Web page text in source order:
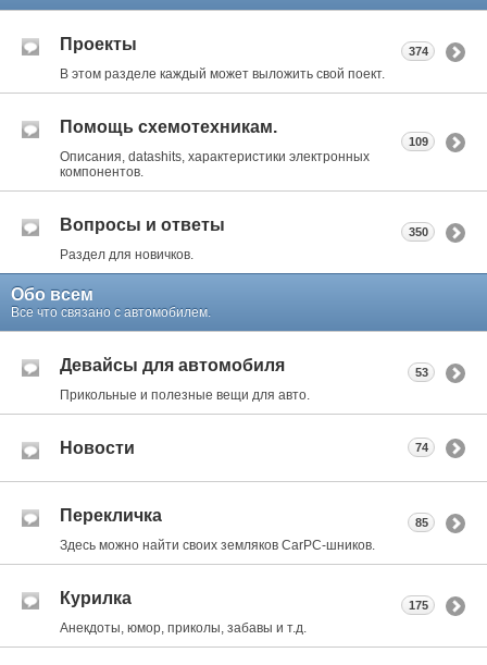
Проекты
В этом разделе каждый может выложить свой поект.
374
Помощь схемотехникам.
Описания, datashits, характеристики электронных
компонентов.
109
Вопросы и ответы
Раздел для новичков.
350
Обо всем
Все что связано с автомобилем.
Девайсы для автомобиля
Прикольные и полезные вещи для авто.
53
Новости 74
Перекличка
Здесь можно найти своих земляков CarPC-шников.
85
Курилка
Анекдоты, юмор, приколы, забавы и т.д.
175